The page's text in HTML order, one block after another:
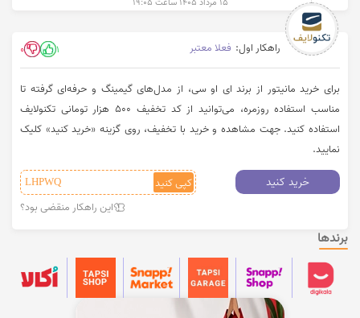
۱۵ مرداد ۱۴۰۵ ساعت ۱۹:۰۵
راهکار اول: فعلا معتبر 1
0
برای خرید مانیتور از برند ای او سی، از مدل‌های گیمینگ و حرفه‌ای گرفته تا
مناسب استفاده روزمره، می‌توانید از کد تخفیف ۵۰۰ هزار تومانی تکنولایف
استفاده کنید. جهت مشاهده و خرید با تخفیف، روی گزینه «خرید کنید» کلیک
نمایید.
خرید کنید کپی کنید LHPWQ
این راهکار منقضی بود؟
برندها